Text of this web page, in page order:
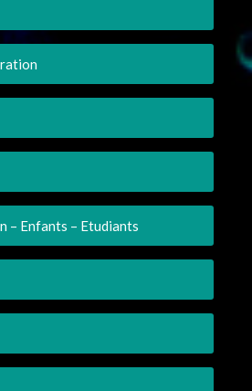
– Enfants – Etudiants